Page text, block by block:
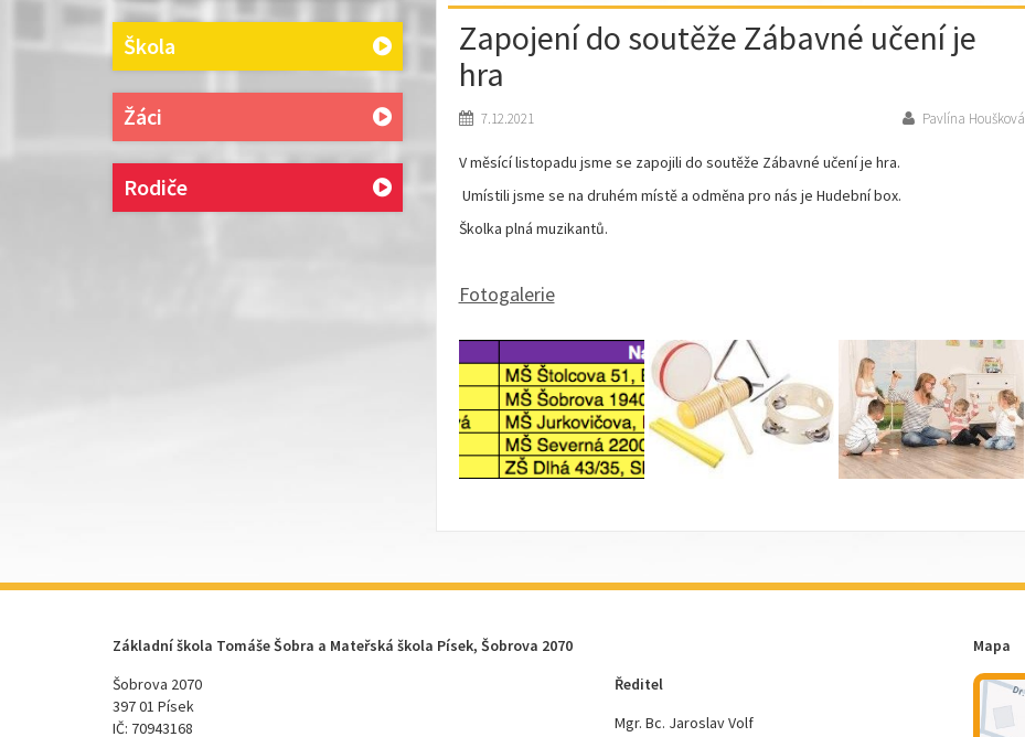
Škola
Žáci
Rodiče
Zapojení do soutěže Zábavné učení je
hra
Pavlína Houšková
7.12.2021
V měsící listopadu jsme se zapojili do soutěže Zábavné učení je hra.
Umístili jsme se na druhém místě a odměna pro nás je Hudební box.
Školka plná muzikantů.
Fotogalerie
Základní škola Tomáše Šobra a Mateřská škola Písek, Šobrova 2070
Šobrova 2070
397 01 Písek
IČ: 70943168
Ředitel
Mgr. Bc. Jaroslav Volf
Mapa